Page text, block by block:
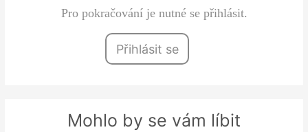
Pro pokračování je nutné se přihlásit.
Přihlásit se
Mohlo by se vám líbit